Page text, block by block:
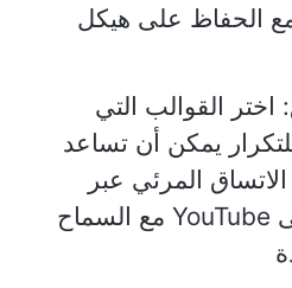
مع الحفاظ على هيكل
: اختر القوالب التي
يمكن أن تساعد
المرئي عبر
محتوى قناتك على YouTube مع السماح